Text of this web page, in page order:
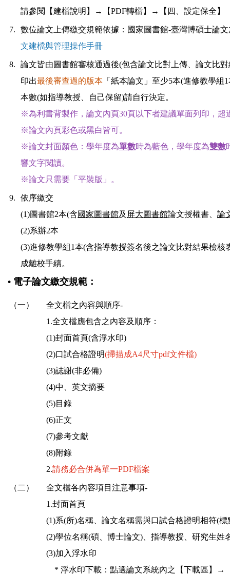
請參閱【建檔說明 】→【PDF轉檔】→【四、設定保全】
7.
數位論文上傳繳交規範依據：國家圖書館-臺灣博碩士論
文建檔與管理操作手冊
8. 論文皆由圖書館審核通過後(包含論文比對上傳、論文比
印出最後審查過的版本 「紙本論文」至少5本(進修教學
本數(如指導教授、自己保留)請自行決定。
※為利書背製作，論文內頁30頁以下者建議單面列印，超
※論文內頁彩色或黑白皆可。
※論文封面顏色：學年度為單數時為藍色，學年度為雙數
響文字閱讀。
※論文只需要「平裝版」。
9.
依序繳交
(1)圖書館2本(含國家圖書館及 屏大圖書館論文授權書、 論
(2)系辦2本
(3)進修教學組1本(含指導教授簽名後之論文比對結果檢
成離校手續。
• 電子論文繳交規範：
（一）
全文檔之內容與順序-
1.全文檔應包含之內容及順序：
(1)封面首頁(含浮水印)
(2)口試合格證明(掃描成A4尺寸pdf文件檔)
(3)誌謝(非必備)
(4)中、英文摘要
(5)目錄
(6)正文
(7)參考文獻
(8)附錄
2.請務必合併為單一PDF檔案
（二）
全文檔各內容項目注意事項-
1.封面首頁
(1)系(所)名稱、論文名稱需與口試合格證明相符(標
(2)學位名稱(碩、博士論文)、指導教授、研究生姓
(3)加入浮水印
* 浮水印下載：點選論文系統內之【下載區】→